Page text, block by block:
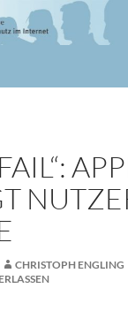
CHRISTOPH ENGLING